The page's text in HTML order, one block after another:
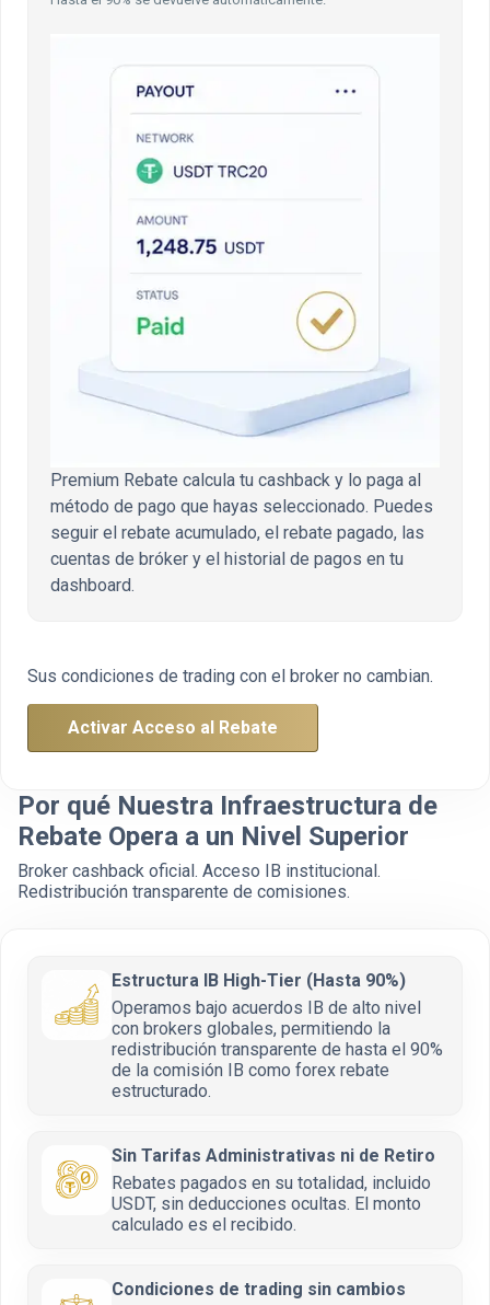
Premium Rebate calcula tu cashback y lo paga al
método de pago que hayas seleccionado. Puedes
seguir el rebate acumulado, el rebate pagado, las
cuentas de bróker y el historial de pagos en tu
dashboard.
Sus condiciones de trading con el broker no cambian.
Activar Acceso al Rebate
Por qué Nuestra Infraestructura de
Rebate Opera a un Nivel Superior
Broker cashback oficial. Acceso IB institucional.
Redistribución transparente de comisiones.
Estructura IB High-Tier (Hasta 90%)
Operamos bajo acuerdos IB de alto nivel
con brokers globales, permitiendo la
redistribución transparente de hasta el 90%
de la comisión IB como forex rebate
estructurado.
Sin Tarifas Administrativas ni de Retiro
Rebates pagados en su totalidad, incluido
USDT, sin deducciones ocultas. El monto
calculado es el recibido.
Condiciones de trading sin cambios